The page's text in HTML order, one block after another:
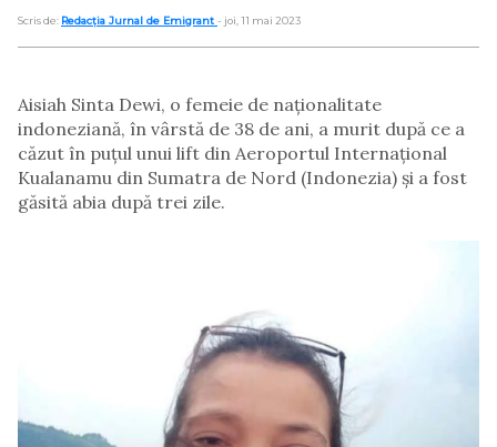
Scris de: Redacția Jurnal de Emigrant - joi, 11 mai 2023
Aisiah Sinta Dewi, o femeie de naționalitate
indoneziană, în vârstă de 38 de ani, a murit după ce a
căzut în puțul unui lift din Aeroportul Internațional
Kualanamu din Sumatra de Nord (Indonezia) și a fost
găsită abia după trei zile.